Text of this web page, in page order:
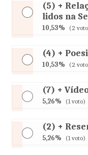
(5) +
lidos na
10,53% (2
(4) +
10,53% (2
(7) +
5,26% (1 voto)
(2) +
5,26% (1 voto)